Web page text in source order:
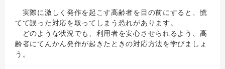
実際に激しく発作を起こす高齢者を目の前にすると、慌
てて誤った対応を取ってしまう恐れがあります。
どのような状況でも、利用者を安心させられるよう、高
齢者にてんかん発作が起きたときの対応方法を学びましょ
う。